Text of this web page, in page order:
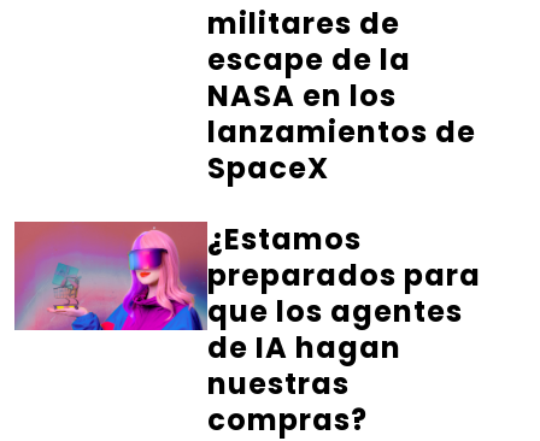
militares de
escape de la
NASA en los
lanzamientos de
SpaceX
¿Estamos
preparados para
que los agentes
de IA hagan
nuestras
compras?